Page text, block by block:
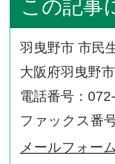
この記事
羽曳野市 市民
大阪府羽曳野
電話番号：
ファックス番
メールフォー